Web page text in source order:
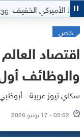
78.36
+1.07
%)
خاص
اقتصاد
والوظائف
سكاي نيوز عربية -
03:52 - 17 يونيو 2026